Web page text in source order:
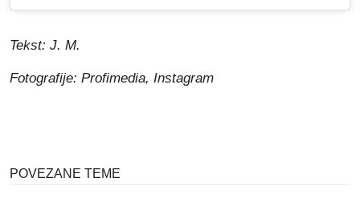
Tekst: J. M.
Fotografije: Profimedia, Instagram
POVEZANE TEME